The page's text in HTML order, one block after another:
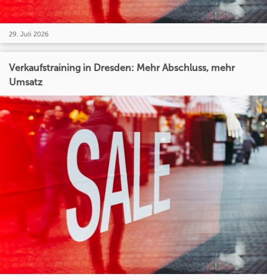
29. Juli 2026
Verkaufstraining in Dresden: Mehr Abschluss, mehr
Umsatz